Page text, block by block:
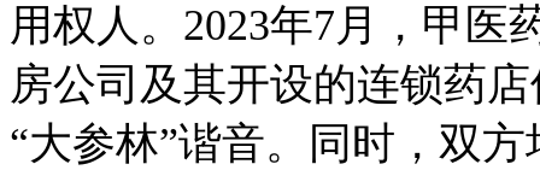
用权人。2023年7月，甲医
房公司及其开设的连锁药
“大参林”谐音。同时，双